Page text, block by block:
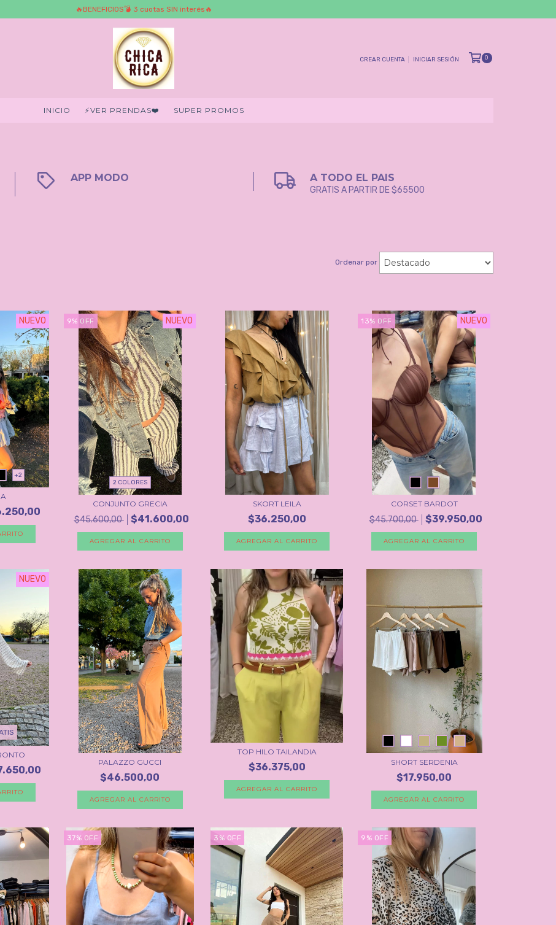
🔥BENEFICIOS💣 3 cuotas SIN interés🔥
CREAR CUENTA INICIAR SESIÓN 0
INICIO ⚡️VER PRENDAS❤️‍ SUPER PROMOS
APP MODO A TODO EL PAIS
GRATIS A PARTIR DE $65500
Ordenar por
NUEVO
+2
9% OFF NUEVO
2 COLORES
CONJUNTO GRECIA
$45.600,00 $41.600,00
AGREGAR AL CARRITO
SKORT LEILA
$36.250,00
AGREGAR AL CARRITO
13% OFF NUEVO
CORSET BARDOT
$45.700,00 $39.950,00
AGREGAR AL CARRITO
NUEVO
PALAZZO GUCCI
$46.500,00
AGREGAR AL CARRITO
TOP HILO TAILANDIA
$36.375,00
AGREGAR AL CARRITO
SHORT SERDENIA
$17.950,00
AGREGAR AL CARRITO
37% OFF 3 % OFF 9 % OFF